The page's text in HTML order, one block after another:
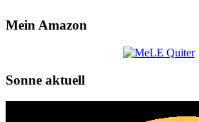
Mein Amazon
Sonne aktuell